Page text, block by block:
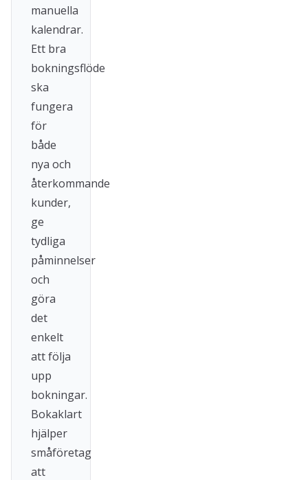
manuella
kalendrar.
Ett bra
bokningsflöde
ska
fungera
för
både
nya och
återkommande
kunder,
ge
tydliga
påminnelser
och
göra
det
enkelt
att följa
upp
bokningar.
Bokaklart
hjälper
småföretag
att